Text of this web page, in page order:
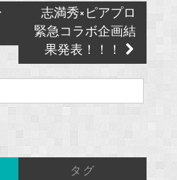
志満秀×ピアプロ
緊急コラボ企画結
果発表！！！
タグ